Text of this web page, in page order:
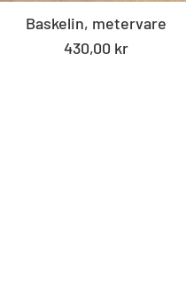
Baskelin, metervare
Standard
430,00 kr